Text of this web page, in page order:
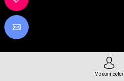
Me connecter